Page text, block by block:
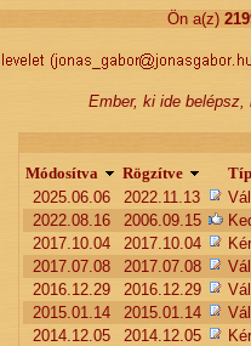
Ön a(z)
Ember, ki ide belépsz,
Módosítva
Rögzítve
2025.06.06
2022.11.13
2022.08.16
2006.09.15
2017.10.04
2017.10.04
2017.07.08
2017.07.08
2016.12.29
2016.12.29
2015.01.14
2015.01.14
2014.12.05
2014.12.05